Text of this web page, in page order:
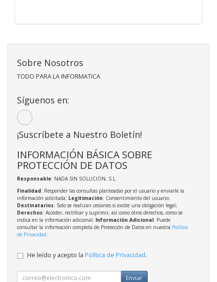
Sobre Nosotros
TODO PARA LA INFORMATICA
Síguenos en:
¡Suscríbete a Nuestro Boletín!
INFORMACIÓN BÁSICA SOBRE
PROTECCIÓN DE DATOS
Responsable: NADA SIN SOLUCION, S.L.
Finalidad: Responder las consultas planteadas por el usuario y enviarle la
información solicitada; Legitimación: Consentimiento del usuario;
Destinatarios: Solo se realizan cesiones si existe una obligación legal;
Derechos: Acceder, rectificar y suprimir, así como otros derechos, como se
indica en la información adicional; Información Adicional: Puede
consultar la información completa de Protección de Datos en nuestra Política
de Privacidad
He leído y acepto la Política de Privacidad.
Enviar